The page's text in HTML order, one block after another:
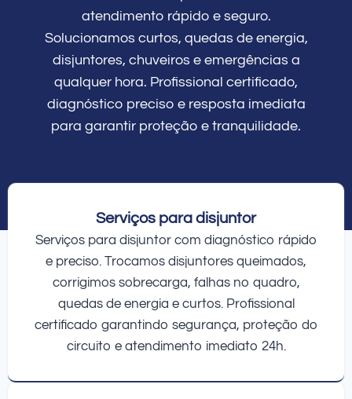
atendimento rápido e seguro.
Solucionamos curtos, quedas de energia,
disjuntores, chuveiros e emergências a
qualquer hora. Profissional certificado,
diagnóstico preciso e resposta imediata
para garantir proteção e tranquilidade.
Serviços para disjuntor
Serviços para disjuntor com diagnóstico rápido
e preciso. Trocamos disjuntores queimados,
corrigimos sobrecarga, falhas no quadro,
quedas de energia e curtos. Profissional
certificado garantindo segurança, proteção do
circuito e atendimento imediato 24h.